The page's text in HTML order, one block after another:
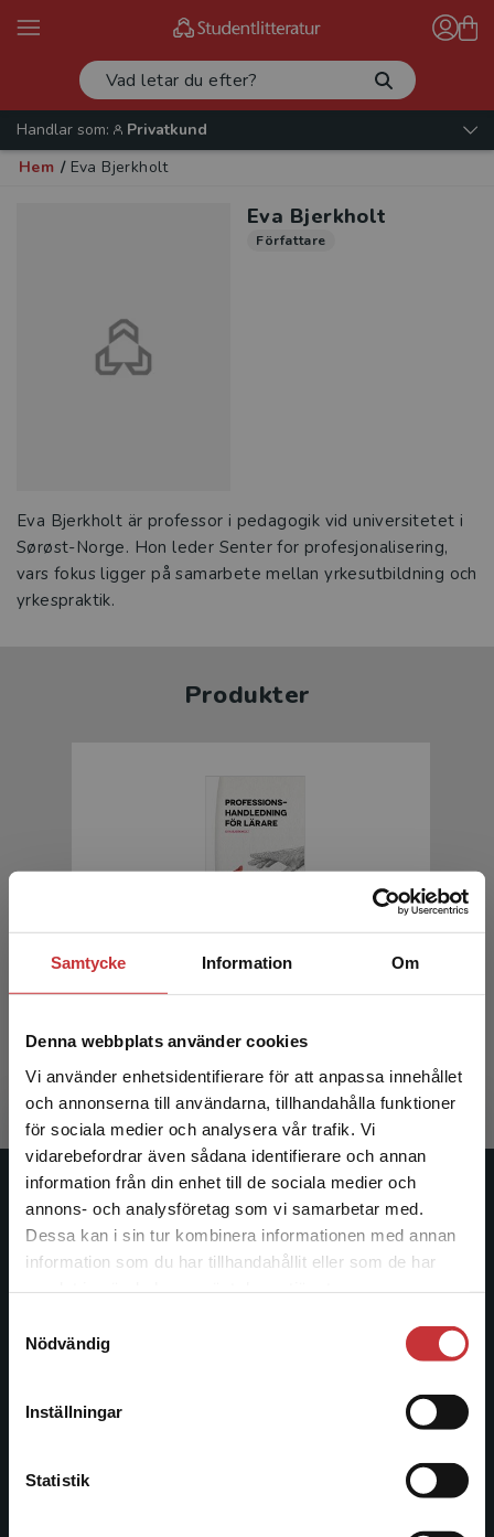
Samtycke Information Om
Denna webbplats använder cookies
Vi använder enhetsidentifierare för att anpassa innehållet
och annonserna till användarna, tillhandahålla funktioner
för sociala medier och analysera vår trafik. Vi
vidarebefordrar även sådana identifierare och annan
information från din enhet till de sociala medier och
annons- och analysföretag som vi samarbetar med.
Dessa kan i sin tur kombinera informationen med annan
information som du har tillhandahållit eller som de har
Nödvändig
Inställningar
Statistik
Begränsad fraktregion
Det verkar som att du besöker
studentlitteratur.se via en enhet utanför Sverige.
Vi erbjuder inte leveranser utanför Sverige. För
att kunna slutföra ett köp måste
Handlar som:
Privatkund
Hem / Eva Bjerkholt
Eva Bjerkholt
Författare
Eva Bjerkholt är professor i pedagogik vid universitetet i
Sørøst-Norge. Hon leder Senter for profesjonalisering,
vars fokus ligger på samarbete mellan yrkesutbildning och
yrkespraktik.
Produkter
Professionshandledning för lärare
369 krinkl. moms
Exkl. moms: 348 kr
Studentlitteratur
Studentlitteratur grundades 1963 och är idag Sveriges
informationstjänster i utbudet, finns Studentlitteratur med
Kontakta oss
Kontakta oss